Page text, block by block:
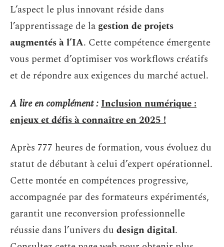
L’aspect le plus innovant réside dans
l’apprentissage de la gestion de projets
augmentés à l’IA. Cette compétence émergente
vous permet d’optimiser vos workflows créatifs
et de répondre aux exigences du marché actuel.
A lire en complément :Inclusion numérique :
enjeux et défis à connaître en 2025 !
Après 777 heures de formation, vous évoluez du
statut de débutant à celui d’expert opérationnel.
Cette montée en compétences progressive,
accompagnée par des formateurs expérimentés,
garantit une reconversion professionnelle
réussie dans l’univers du design digital.